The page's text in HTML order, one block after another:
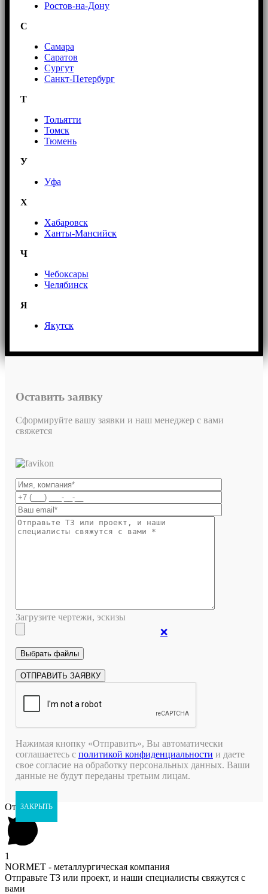
Ростов-на-Дону
С
Самара
Саратов
Сургут
Санкт-Петербург
Т
Тольятти
Томск
Тюмень
У
Уфа
Х
Хабаровск
Ханты-Мансийск
Ч
Чебоксары
Челябинск
Я
Якутск
Оставить заявку
Сформируйте вашу заявки и наш менеджер с вами
свяжется
Загрузите чертежи, эскизы
❌
Нажимая кнопку «Отправить», Вы автоматически
соглашаетесь с политикой конфиденциальности и даете
свое согласие на обработку персональных данных. Ваши
данные не будут переданы третьим лицам.
ЗАКРЫТЬ
Открыть чат
1
NORMET - металлургическая компания
Отправьте ТЗ или проект, и наши специалисты свяжутся с
вами